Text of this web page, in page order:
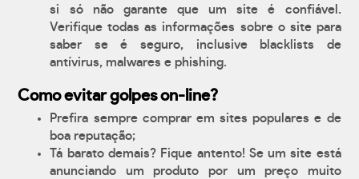
si só não garante que um site é confiável.
Verifique todas as informações sobre o site para
saber se é seguro, inclusive blacklists de
antívirus, malwares e phishing.
Como evitar golpes on-line?
Prefira sempre comprar em sites populares e de
boa reputação;
Tá barato demais? Fique antento! Se um site está
anunciando um produto por um preço muito